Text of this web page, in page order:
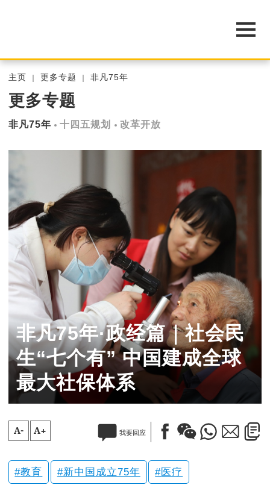
主页 更多专题 非凡75年
更多专题
非凡75年 十四五规划 改革开放
非凡75年·政经篇｜社会民
生“七个有” 中国建成全球
最大社保体系
A- A+ 我要回应
教育 新中国成立75年 医疗